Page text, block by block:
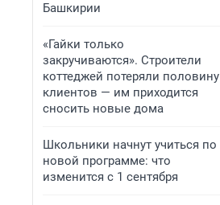
Башкирии
«Гайки только
закручиваются». Строители
коттеджей потеряли половину
клиентов — им приходится
сносить новые дома
Школьники начнут учиться по
новой программе: что
изменится с 1 сентября